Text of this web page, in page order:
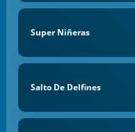
Super Niñeras
Salto De Delfines